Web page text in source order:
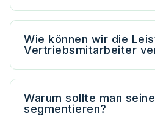
Wie können wir die
Vertriebsmitarbeiter
Warum sollte man
segmentieren?